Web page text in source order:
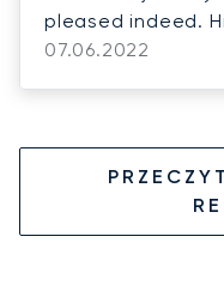
pleased indeed.
07.06.2022